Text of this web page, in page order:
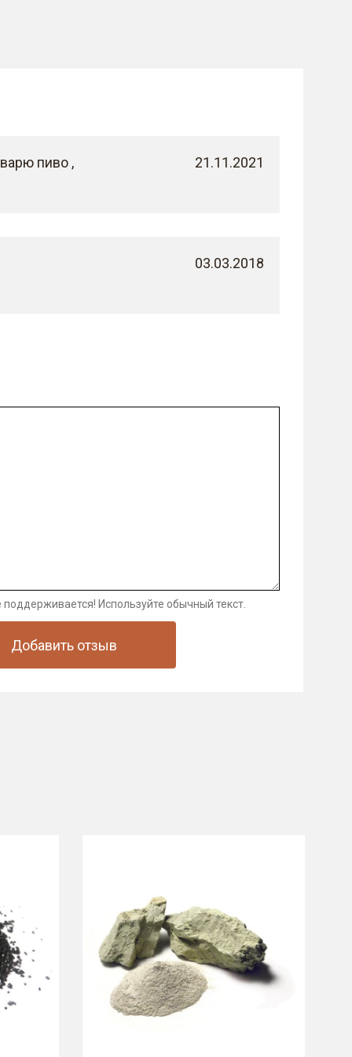
пиво ,
21.11.2021
03.03.2018
поддерживается! Используйте обычный текст.
Добавить отзыв